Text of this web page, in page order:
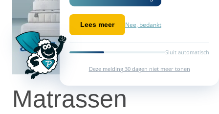
Lees meer Nee, bedankt
Sluit automatisch
Deze melding 30 dagen niet meer tonen
Matrassen